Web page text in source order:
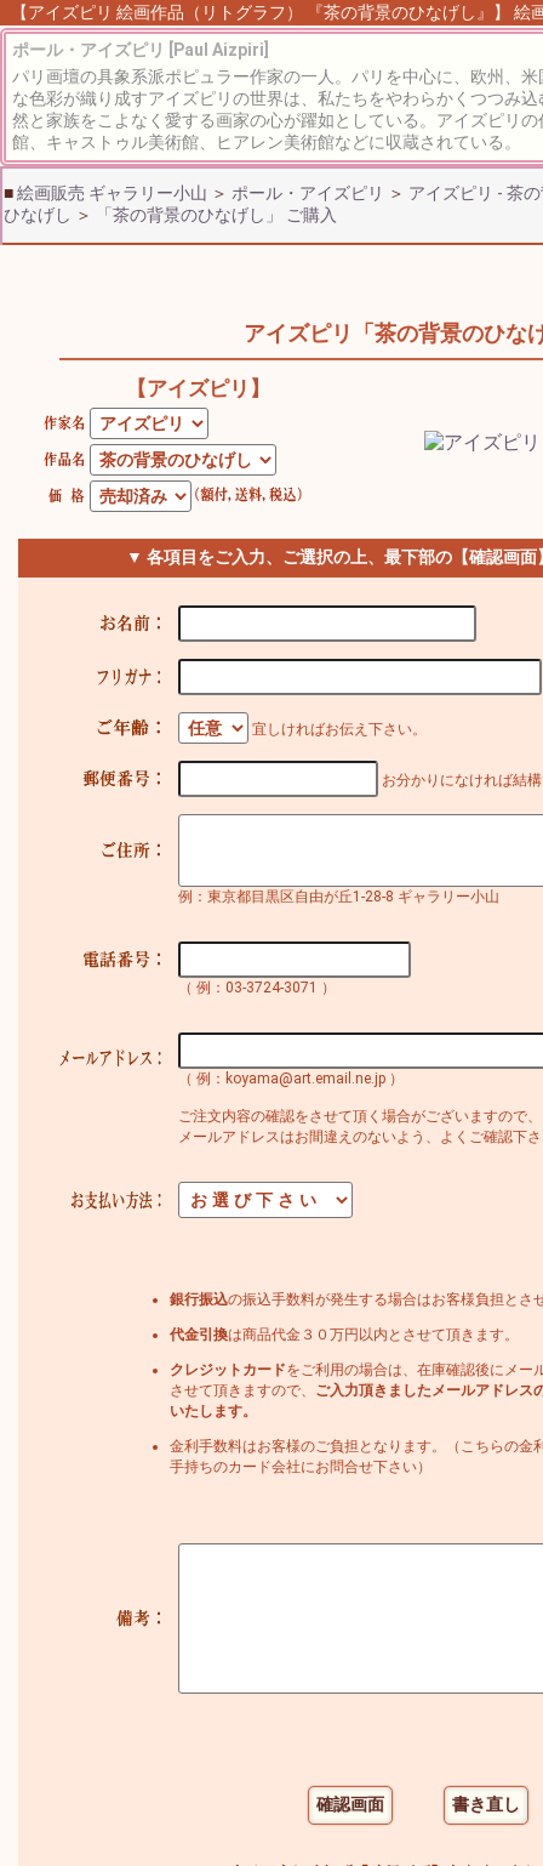
【アイズピリ 絵画作品（リトグラフ） 『茶の背景のひなげし』】 絵
ポール・アイズピリ [Paul Aizpiri]
パリ画壇の具象系派ポピュラー作家の一人。パリを中心に、欧州、
な色彩が織り成すアイズピリの世界は、私たちをやわらかくつつみ
然と家族をこよなく愛する画家の心が躍如としている。アイズピリ
館、キャストゥル美術館、ヒアレン美術館などに収蔵されている。
■絵画販売 ギャラリー小山 ＞ ポール・アイズピリ ＞ アイズピリ - 茶
ひなげし ＞ 「茶の背景のひなげし」 ご購入
アイズピリ「茶の背景のひな
【アイズピリ】
▼ 各項目をご入力、ご選択の上、最下部の【確認画
宜しければお伝え下さい。
お分かりになければ結
例：東京都目黒区自由が丘1-28-8 ギャラリー小山
（ 例：03-3724-3071 ）
（ 例：koyama@art.email.ne.jp ）
ご注文内容の確認をさせて頂く場合がございますので、
メールアドレスはお間違えのないよう、よくご確認下
銀行振込の振込手数料が発生する場合はお客様負担とさ
代金引換は商品代金３０万円以内とさせて頂きます。
クレジットカードをご利用の場合は、在庫確認後にメー
させて頂きますので、
ご入力頂きましたメールアドレス
いたします。
金利手数料はお客様のご負担となります。（こちらの金
手持ちのカード会社にお問合せ下さい）